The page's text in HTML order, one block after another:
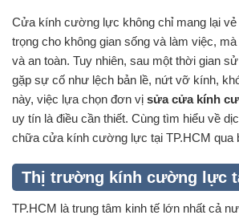
Cửa kính cường lực không chỉ mang lại vẻ
trọng cho không gian sống và làm việc,
và an toàn. Tuy nhiên, sau một thời gian
gặp sự cố như lệch bản lề, nứt vỡ kính,
này, việc lựa chọn đơn vị sửa cửa kính
uy tín là điều cần thiết. Cùng tìm hiểu về
chữa cửa kính cường lực tại TP.HCM qua
Thị trường kính cường lực
TP.HCM là trung tâm kinh tế lớn nhất cả